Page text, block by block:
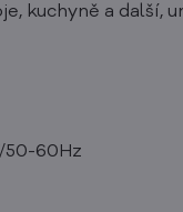
kuchyně a další,
50-60Hz